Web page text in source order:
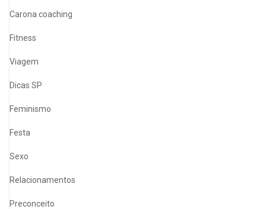
Carona coaching
Fitness
Viagem
Dicas SP
Feminismo
Festa
Sexo
Relacionamentos
Preconceito